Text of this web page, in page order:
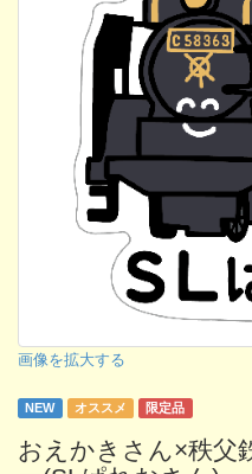
画像を拡大する
NEW オススメ 限定品
おえかきさん×秩父